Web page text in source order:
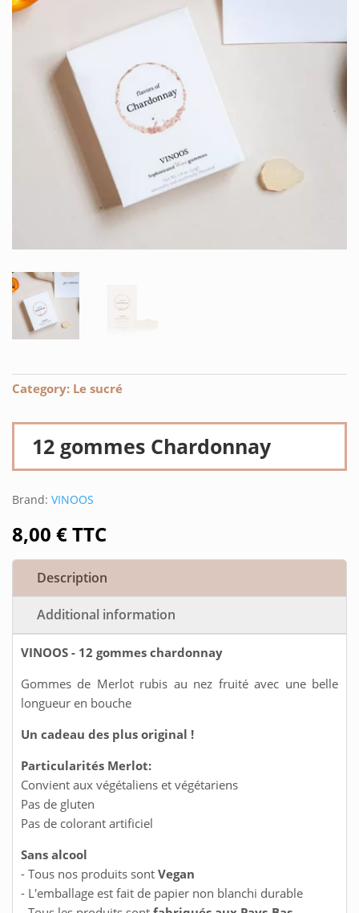
Category: Le sucré
12 gommes Chardonnay
Brand: VINOOS
8,00 €TTC
Description
Additional information
VINOOS - 12 gommes chardonnay
Gommes de Merlot rubis au nez fruité avec une belle
longueur en bouche
Un cadeau des plus original !
Particularités Merlot:
Convient aux végétaliens et végétariens
Pas de gluten
Pas de colorant artificiel
Sans alcool
- Tous nos produits sont Vegan
- L'emballage est fait de papier non blanchi durable